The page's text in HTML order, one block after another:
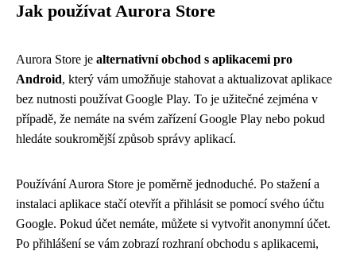
Jak používat Aurora Store
Aurora Store je alternativní obchod s aplikacemi pro
Android, který vám umožňuje stahovat a aktualizovat aplikace
bez nutnosti používat Google Play. To je užitečné zejména v
případě, že nemáte na svém zařízení Google Play nebo pokud
hledáte soukromější způsob správy aplikací.
Používání Aurora Store je poměrně jednoduché. Po stažení a
instalaci aplikace stačí otevřít a přihlásit se pomocí svého účtu
Google. Pokud účet nemáte, můžete si vytvořit anonymní účet.
Po přihlášení se vám zobrazí rozhraní obchodu s aplikacemi,